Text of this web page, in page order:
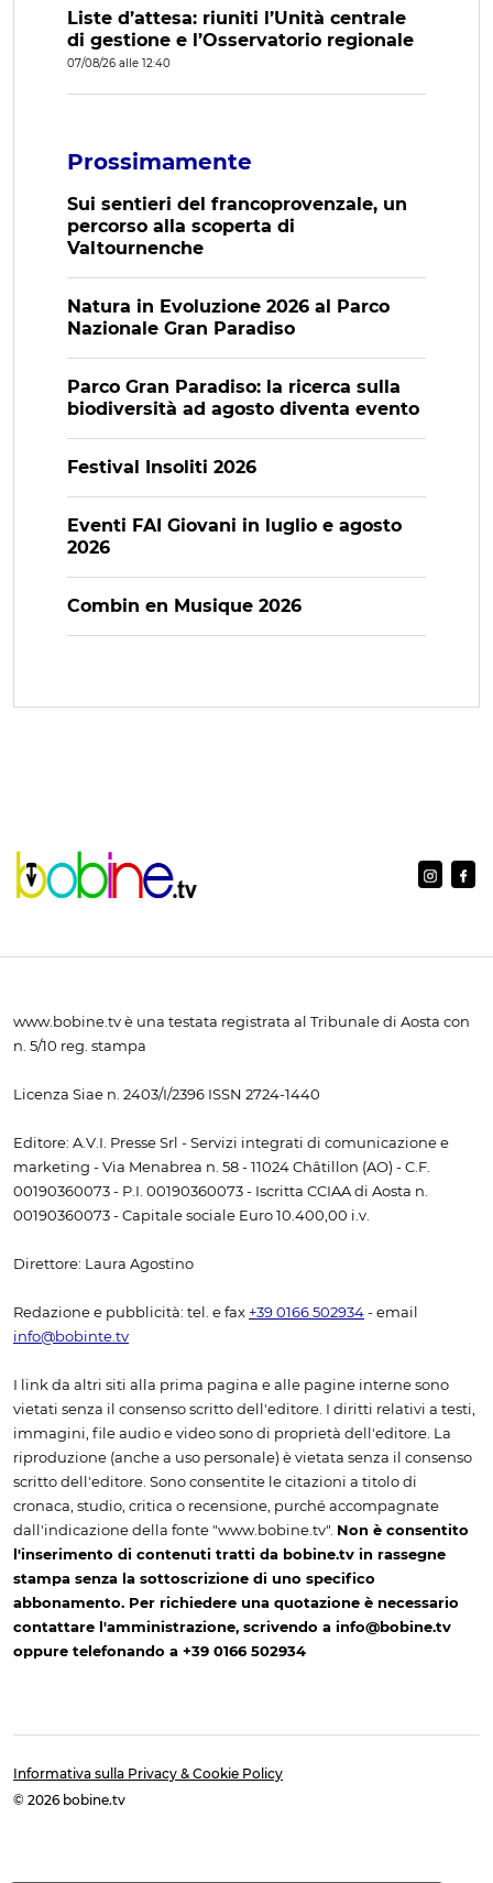
Liste d’attesa: riuniti l’Unità centrale
di gestione e l’Osservatorio regionale
07/08/26 alle 12:40
Prossimamente
Sui sentieri del francoprovenzale, un
percorso alla scoperta di
Valtournenche
Natura in Evoluzione 2026 al Parco
Nazionale Gran Paradiso
Parco Gran Paradiso: la ricerca sulla
biodiversità ad agosto diventa evento
Festival Insoliti 2026
Eventi FAI Giovani in luglio e agosto
2026
Combin en Musique 2026
www.bobine.tv è una testata registrata al Tribunale di Aosta con
n. 5/10 reg. stampa
Licenza Siae n. 2403/I/2396 ISSN 2724-1440
Editore: A.V.I. Presse Srl - Servizi integrati di comunicazione e
marketing - Via Menabrea n. 58 - 11024 Châtillon (AO) - C.F.
00190360073 - P.I. 00190360073 - Iscritta CCIAA di Aosta n.
00190360073 - Capitale sociale Euro 10.400,00 i.v.
Direttore: Laura Agostino
Redazione e pubblicità: tel. e fax +39 0166 502934 - email
info@bobinte.tv
I link da altri siti alla prima pagina e alle pagine interne sono
vietati senza il consenso scritto dell'editore. I diritti relativi a testi,
immagini, file audio e video sono di proprietà dell'editore. La
riproduzione (anche a uso personale) è vietata senza il consenso
scritto dell'editore. Sono consentite le citazioni a titolo di
cronaca, studio, critica o recensione, purché accompagnate
dall'indicazione della fonte "www.bobine.tv". Non è consentito
l'inserimento di contenuti tratti da bobine.tv in rassegne
stampa senza la sottoscrizione di uno specifico
abbonamento. Per richiedere una quotazione è necessario
contattare l'amministrazione, scrivendo a info@bobine.tv
oppure telefonando a +39 0166 502934
Informativa sulla Privacy & Cookie Policy
© 2026 bobine.tv